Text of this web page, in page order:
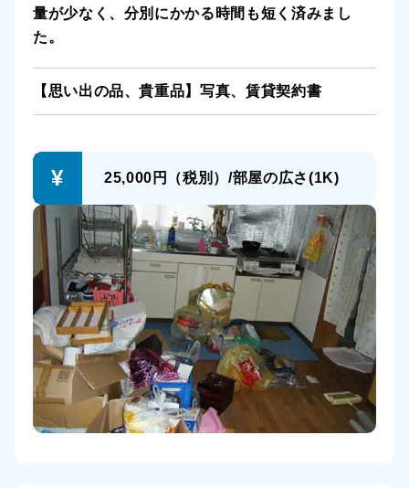
量が少なく、分別にかかる時間も短く済みまし
た。
【思い出の品、貴重品】写真、賃貸契約書
25,000円（税別）/部屋の広さ(1K)